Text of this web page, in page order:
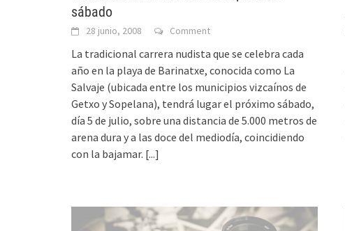
sábado
28 junio, 2008 Comment
La tradicional carrera nudista que se celebra cada
año en la playa de Barinatxe, conocida como La
Salvaje (ubicada entre los municipios vizcaínos de
Getxo y Sopelana), tendrá lugar el próximo sábado,
día 5 de julio, sobre una distancia de 5.000 metros de
arena dura y a las doce del mediodía, coincidiendo
con la bajamar. [...]